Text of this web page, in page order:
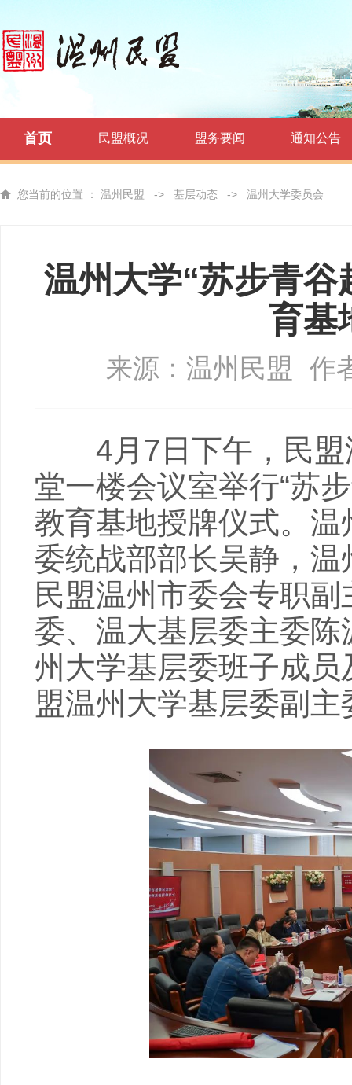
首页 民盟概况 盟务要闻 通知公告
您当前的位置 ： 温州民盟 -> 基层动态 -> 温州大学委员会
温州大学“苏步青
育基
来源：温州民盟 作
4月7日下午，民盟
堂一楼会议室举行“苏
教育基地授牌仪式。
委统战部部长吴静，
民盟温州市委会专职
委、温大基层委主委
州大学基层委班子成
盟温州大学基层委副